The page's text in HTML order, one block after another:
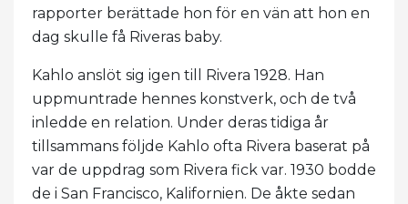
rapporter berättade hon för en vän att hon en
dag skulle få Riveras baby.
Kahlo anslöt sig igen till Rivera 1928. Han
uppmuntrade hennes konstverk, och de två
inledde en relation. Under deras tidiga år
tillsammans följde Kahlo ofta Rivera baserat på
var de uppdrag som Rivera fick var. 1930 bodde
de i San Francisco, Kalifornien. De åkte sedan